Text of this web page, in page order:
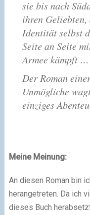
sie bis nach
ihren
Identität selbst
Seite an Seite
Armee kämpft …
Der Roman
Unmögliche
einziges
Meine Meinung:
An diesen Roman bin
herangetreten. Da ich
dieses Buch